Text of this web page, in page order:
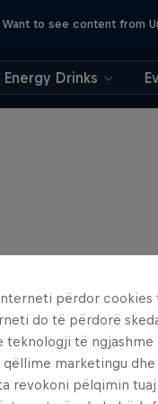
Want to see content from
Energy Drinks
përdor
do të përdorë
teknologji të
marketingu
revokoni pëlqimin